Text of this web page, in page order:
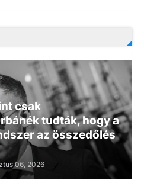
csak
tudták, hogy a
az összedőlés
06, 2026